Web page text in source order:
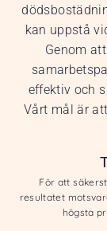
kan uppstå
Genom
effektiv och
Vårt mål är
För att
resultatet
högsta